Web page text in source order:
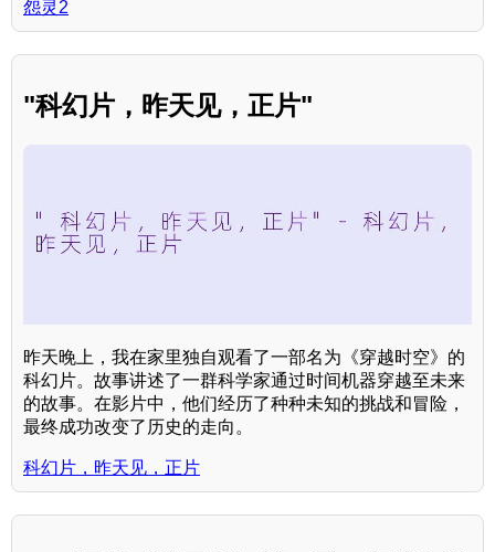
怨灵2
"科幻片，昨天见，正片"
昨天晚上，我在家里独自观看了一部名为《穿越时空》的
科幻片。故事讲述了一群科学家通过时间机器穿越至未来
的故事。在影片中，他们经历了种种未知的挑战和冒险，
最终成功改变了历史的走向。
科幻片，昨天见，正片